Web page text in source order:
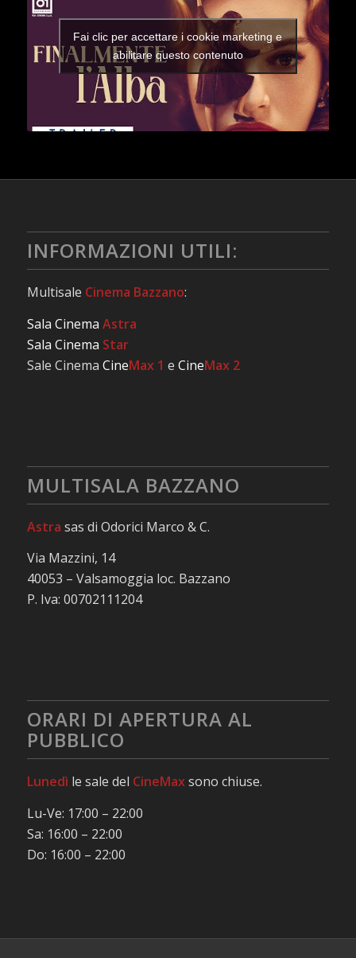
Fai clic per accettare i cookie marketing e
abilitare questo contenuto
INFORMAZIONI UTILI:
Multisale Cinema Bazzano:
Sala Cinema Astra
Sala Cinema Star
Sale Cinema CineMax 1 e CineMax 2
MULTISALA BAZZANO
Astra sas di Odorici Marco & C.
Via Mazzini, 14
40053 – Valsamoggia loc. Bazzano
P. Iva: 00702111204
ORARI DI APERTURA AL
PUBBLICO
Lunedì le sale del CineMaxsono chiuse.
Lu-Ve: 17:00 – 22:00
Sa: 16:00 – 22:00
Do: 16:00 – 22:00